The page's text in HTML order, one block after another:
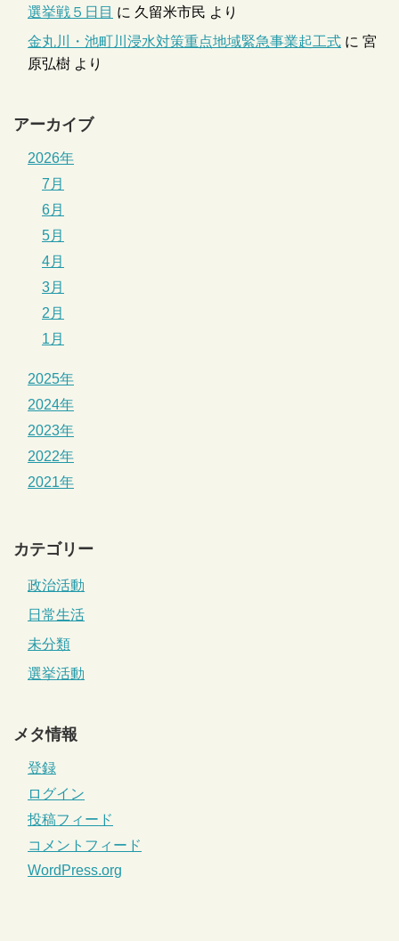
選挙戦５日目 に 久留米市民 より
金丸川・池町川浸水対策重点地域緊急事業起工式 に 宮
原弘樹 より
アーカイブ
2026年
7月
6月
5月
4月
3月
2月
1月
2025年
2024年
2023年
2022年
2021年
カテゴリー
政治活動
日常生活
未分類
選挙活動
メタ情報
登録
ログイン
投稿フィード
コメントフィード
WordPress.org